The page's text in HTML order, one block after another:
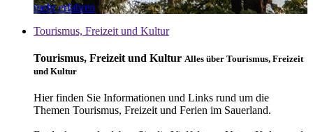
mehr erfahren
Tourismus, Freizeit und Kultur
Tourismus, Freizeit und Kultur Alles über Tourismus, Freizeit
und Kultur
Hier finden Sie Informationen und Links rund um die
Themen Tourismus, Freizeit und Ferien im Sauerland.